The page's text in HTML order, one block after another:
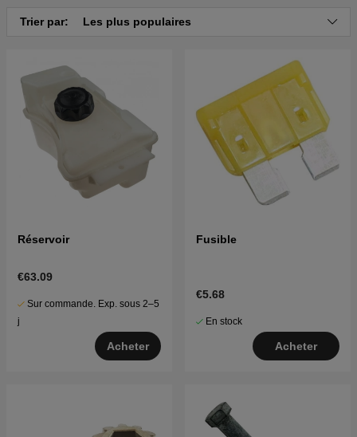
Cliquez ici pour la vue éclatée et la liste des pièces
pour Husqvarna CTH126 2011-07 (96051001401)
pour Husqvarna CTH126 2011-07 (96051000801)
Cliquez ici pour la vue éclatée et la liste des pièces
pour Husqvarna CTH126 2010-11 (96051001400)
Cliquez ici pour la vue éclatée et la liste des pièces
pour Husqvarna CTH126 2010-11 (96051000800)
Cliquez ici pour la vue éclatée et la liste des pièces
pour Husqvarna CTH126 2010-01 (96041015100)
Cliquez ici pour la vue éclatée et la liste des pièces
Cliquez ici pour la vue éclatée et la liste des pièces
Cliquez ici pour la vue éclatée et la liste des pièces
pour Husqvarna CTH126 2009-01 (96041008600)
Trier par: Les plus populaires
Réservoir
€63.09
Sur commande. Exp. sous 2–5
j
Acheter
Fusible
€5.68
En stock
Acheter